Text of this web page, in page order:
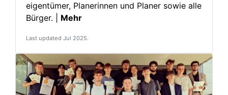
eigentümer, Planerinnen und Planer sowie alle
Bürger. | Mehr
Last updated Jul 2025.